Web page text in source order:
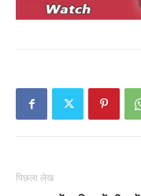
पिछला लेख